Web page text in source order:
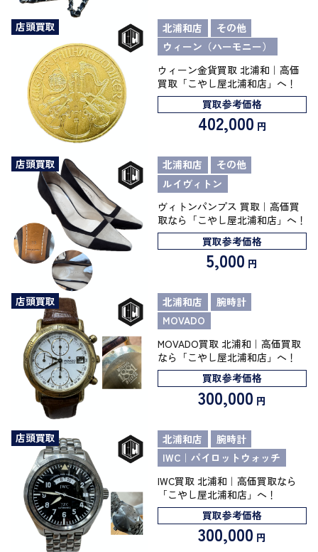
店頭買取 北浦和店
その他
ウィーン（ハーモニー）
ウィーン金貨買取 北浦和｜高価
買取「こやし屋北浦和店」へ！
買取参考価格
402,000 円
店頭買取 北浦和店
その他
ルイヴィトン
ヴィトンパンプス 買取｜高価買
取なら「こやし屋北浦和店」へ！
買取参考価格
5,000 円
店頭買取 北浦和店
腕時計
MOVADO
MOVADO買取 北浦和｜高価買取
なら「こやし屋北浦和店」へ！
買取参考価格
300,000 円
店頭買取 北浦和店
腕時計
IWC｜パイロットウォッチ
IWC買取 北浦和｜高価買取なら
「こやし屋北浦和店」へ！
買取参考価格
300,000 円